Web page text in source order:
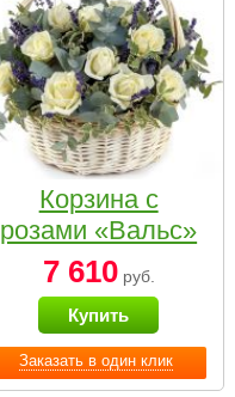
Заказать в один клик
Корзина с
розами «Вальс»
7 610руб.
Купить